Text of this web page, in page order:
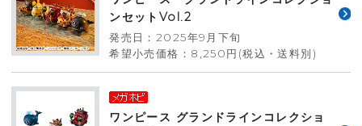
ンセットVol.2
発売日：2025年9月下旬
希望小売価格：8,250円(税込・送料別)
ワンピース グランドラインコレクショ